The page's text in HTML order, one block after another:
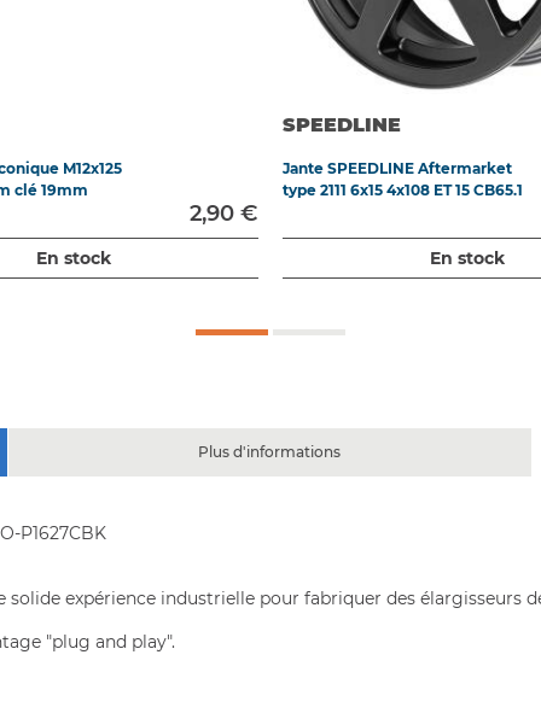
M12x125
clé 19mm
2,90 €
En stock
SPEEDLINE
Jante SPEEDLINE Aftermarket
type 2111 6x15 4x108 ET 15 CB65.1
En stock
P1627CBK
solide expérience industrielle pour fabriquer des élargisseurs
"plug and play".
Plus d'informations